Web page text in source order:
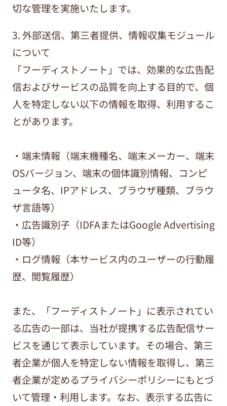
切な管理を実施いたします。
3. 外部送信、第三者提供、情報収集モジュール
について
「フーディストノート」では、効果的な広告配
信およびサービスの品質を向上する目的で、個
人を特定しない以下の情報を取得、利用するこ
とがあります。
・端末情報（端末機種名、端末メーカー、端末
OSバージョン、端末の個体識別情報、コンピ
ュータ名、IPアドレス、ブラウザ種類、ブラウ
ザ言語等）
・広告識別子（IDFAまたはGoogle Advertising
ID等）
・ログ情報（本サービス内のユーザーの行動履
歴、閲覧履歴）
また、「フーディストノート」に表示されてい
る広告の一部は、当社が提携する広告配信サー
ビスを通じて表示しています。その場合、第三
者企業が個人を特定しない情報を取得し、第三
者企業が定めるプライバシーポリシーにもとづ
いて管理・利用します。なお、表示する広告に